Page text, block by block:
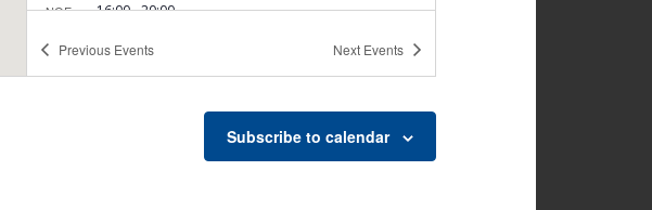
ΝΟΕ
Duration 22 – 23/11/24, 10:00-13:00 & 16:00-
20:00
16:00-20:00
Εκδηλώσεις Άλλων Φορέων
Πολιτιστικό Κέντρο Στροβόλου
Previous Events Next Events
Subscribe to calendar